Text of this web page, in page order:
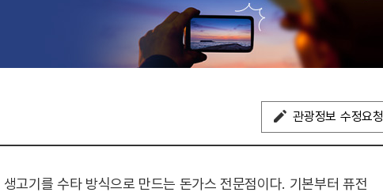
관광정보 수정요청
고기를 수타 방식으로 만드는 돈가스 전문점이다. 기본부터 퓨전